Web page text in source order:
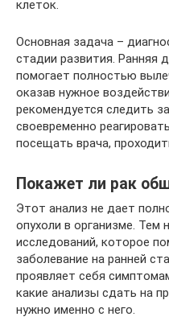
клеток.
Основная задача –
стадии развития. Ранняя
помогает полностью
оказав нужное
рекомендуется следить
своевременно
посещать врача,
Покажет ли рак
Этот анализ не дает
опухоли в организме. Тем
исследований, которое
заболевание на ранней
проявляет себя
какие анализы сдать на
нужно именно с него.